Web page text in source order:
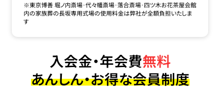
※東京博善 堀ノ内斎場･代々幡斎場･落合斎場･四ツ木お花茶屋会館
内の家族葬の長坂専用式場の使用料金は弊社が全額負担いたしま
す
入会金・年会費無料
あんしん・お得な会員制度